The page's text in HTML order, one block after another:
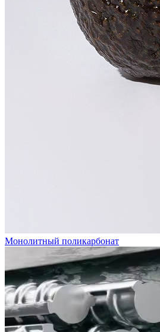
Монолитный поликарбонат